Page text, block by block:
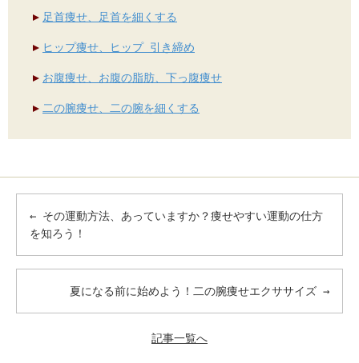
足首痩せ、足首を細くする
ヒップ痩せ、ヒップ 引き締め
お腹痩せ、お腹の脂肪、下っ腹痩せ
二の腕痩せ、二の腕を細くする
← その運動方法、あっていますか？痩せやすい運動の仕方
を知ろう！
夏になる前に始めよう！二の腕痩せエクササイズ →
記事一覧へ